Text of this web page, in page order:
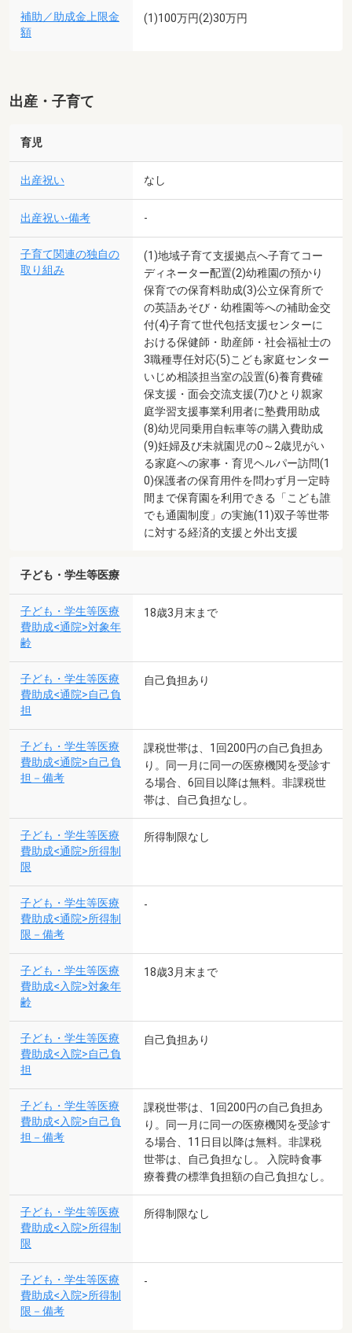
補助／助成金上限金
額
(1)100万円(2)30万円
出産・子育て
育児
出産祝い なし
出産祝い-備考 -
子育て関連の独自の
取り組み
(1)地域子育て支援拠点へ子育てコー
ディネーター配置(2)幼稚園の預かり
保育での保育料助成(3)公立保育所で
の英語あそび・幼稚園等への補助金交
付(4)子育て世代包括支援センターに
おける保健師・助産師・社会福祉士の
3職種専任対応(5)こども家庭センター
いじめ相談担当室の設置(6)養育費確
保支援・面会交流支援(7)ひとり親家
庭学習支援事業利用者に塾費用助成
(8)幼児同乗用自転車等の購入費助成
(9)妊婦及び未就園児の0～2歳児がい
る家庭への家事・育児ヘルパー訪問(1
0)保護者の保育用件を問わず月一定時
間まで保育園を利用できる「こども誰
でも通園制度」の実施(11)双子等世帯
に対する経済的支援と外出支援
子ども・学生等医療
子ども・学生等医療
費助成<通院>対象年
齢
18歳3月末まで
子ども・学生等医療
費助成<通院>自己負
担
自己負担あり
子ども・学生等医療
費助成<通院>自己負
担－備考
課税世帯は、1回200円の自己負担あ
り。同一月に同一の医療機関を受診す
る場合、6回目以降は無料。非課税世
帯は、自己負担なし。
子ども・学生等医療
費助成<通院>所得制
限
所得制限なし
子ども・学生等医療
費助成<通院>所得制
限－備考
-
子ども・学生等医療
費助成<入院>対象年
齢
18歳3月末まで
子ども・学生等医療
費助成<入院>自己負
担
自己負担あり
子ども・学生等医療
費助成<入院>自己負
担－備考
課税世帯は、1回200円の自己負担あ
り。同一月に同一の医療機関を受診す
る場合、11日目以降は無料。非課税
世帯は、自己負担なし。 入院時食事
療養費の標準負担額の自己負担なし。
子ども・学生等医療
費助成<入院>所得制
限
所得制限なし
子ども・学生等医療
費助成<入院>所得制
限－備考
-